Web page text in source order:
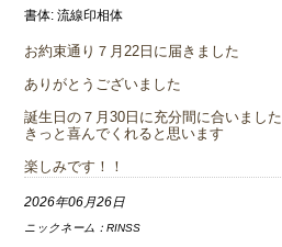
書体: 流線印相体
お約束通り７月22日に届きました
ありがとうございました
誕生日の７月30日に充分間に合いました
きっと喜んでくれると思います
楽しみです！！
2026年06月26日
ニックネーム：RINSS